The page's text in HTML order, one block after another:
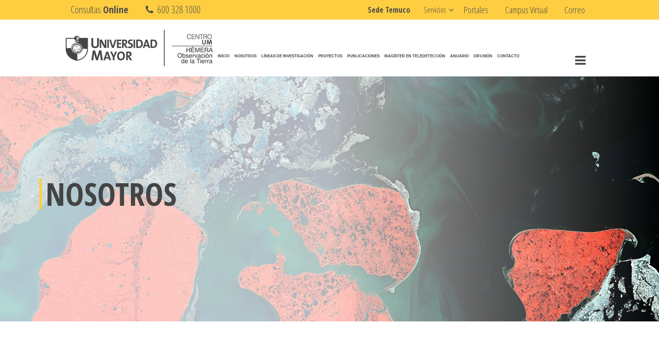
Consultas Online 600 328 1000 Sede Temuco Servicios Portales Campus Virtual Correo
INICIO NOSOTROS LÍNEAS DE INVESTIGACIÓN PROYECTOS PUBLICACIONES MAGÍSTER EN TELEDETECCIÓN ANUARIO DIFUSIÓN CONTACTO
NOSOTROS